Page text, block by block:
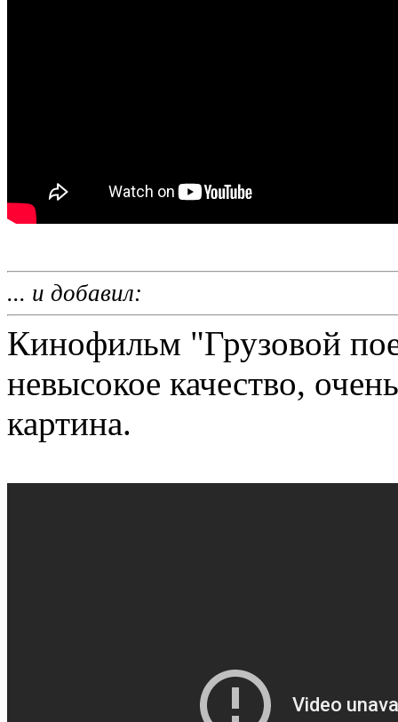
... и добавил:
Кинофильм "Грузовой
невысокое качество,
картина.